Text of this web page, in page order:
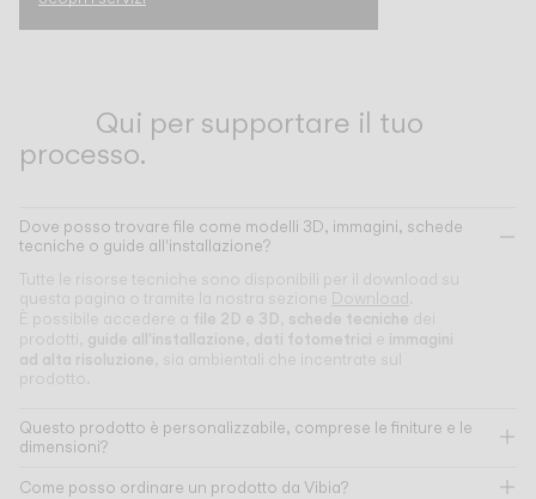
Qui per supportare il tuo
processo.
Dove posso trovare file come modelli 3D, immagini, schede
tecniche o guide all'installazione?
Tutte le risorse tecniche sono disponibili per il download su
questa pagina o tramite la nostra sezione Download
È possibile accedere a file 2D e 3D schede tecniche dei
prodotti, guide all'installazione dati fotometrici e immagini
ad alta risoluzione , sia ambientali che incentrate sul
prodotto.
Questo prodotto è personalizzabile, comprese le finiture e le
dimensioni?
Come posso ordinare un prodotto da Vibia?